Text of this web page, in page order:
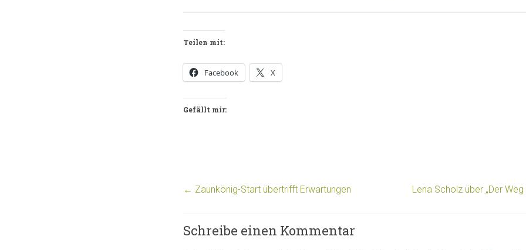
Teilen mit:
Facebook X
Gefällt mir:
← Zaunkönig-Start übertrifft Erwartungen Lena Scholz über „Der
Schreibe einen Kommentar